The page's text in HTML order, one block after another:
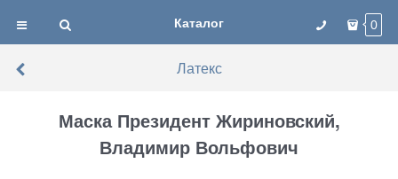
Каталог 0
Латекс
Маска Президент Жириновский,
Владимир Вольфович